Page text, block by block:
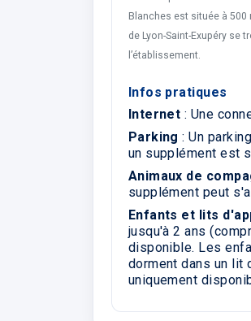
Blanches est située à 500
de Lyon-Saint-Exupéry se
l’établissement.
Infos pratiques
Internet : Une
Parking : Un
un supplément est
Animaux de
supplément peut
Enfants et lits
jusqu'à 2 ans
disponible. Les
dorment dans un
uniquement